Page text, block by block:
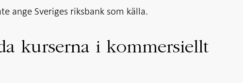
ange Sveriges riksbank som källa.
kurserna i kommersiellt